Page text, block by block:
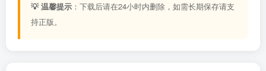
💡 温馨提示 ：下载后请在24小时内删除，如需长期保存请支
持正版。